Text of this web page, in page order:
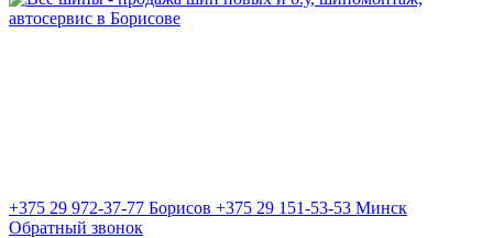
+375 29 972-37-77 Борисов +375 29 151-53-53 Минск
Обратный звонок